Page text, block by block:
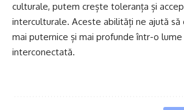
culturale, putem crește toleranța și
interculturale. Aceste abilități ne ajută să
mai puternice și mai profunde într-o
interconectată.